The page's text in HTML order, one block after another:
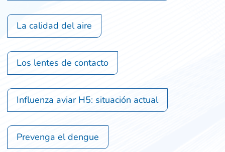
La calidad del aire
Los lentes de contacto
Influenza aviar H5: situación actual
Prevenga el dengue